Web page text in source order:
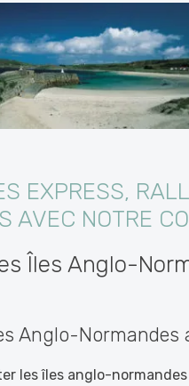
EXPRESS,
AVEC NOTRE
Îles Anglo-
Anglo-Normandes
les îles anglo-